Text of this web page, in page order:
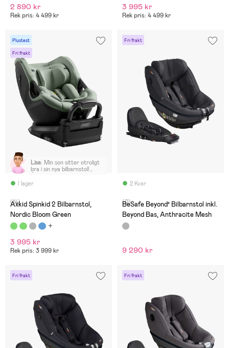
2 890 kr
Rek pris: 4 499 kr
3 995 kr
Rek pris: 4 499 kr
Plustest
Fri frakt
I lager
Lisa: Min son sitter otroligt
bra i sin nya bilbarnstol!
rotera nu när han börjar bli
”liggläge” när han somnat.
REKOMENDERAR 👍🏼
(14)
Axkid Spinkid 2 Bilbarnstol,
Nordic Bloom Green
3 995 kr
Rek pris: 3 999 kr
Fri frakt
2 Kvar
(0)
BeSafe Beyond² Bilbarnstol inkl.
Beyond Bas, Anthracite Mesh
9 290 kr
Fri frakt Fri frakt